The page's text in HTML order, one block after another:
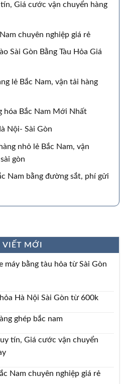
Giá cước vận chuyển hàng
chuyên nghiệp giá rẻ
Sài Gòn Bằng Tàu Hỏa Giá
lẻ Bắc Nam, vận tải hàng
hóa Bắc Nam Mới Nhất
Nội- Sài Gòn
nhỏ lẻ Bắc Nam, vận
gòn
Nam bằng đường sắt, phí gửi
VIẾT MỚI
máy bằng tàu hỏa từ Sài Gòn
Hà Nội Sài Gòn từ 600k
ghép bắc nam
tín, Giá cước vận chuyển
Nam chuyên nghiệp giá rẻ